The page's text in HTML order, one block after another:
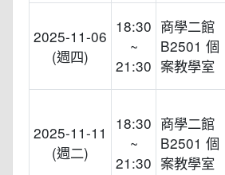
2025-11-06
(週四)
18:30
~
21:30
商學二館
B2501 個
案教學室
2025-11-11
(週二)
18:30
~
21:30
商學二館
B2501 個
案教學室